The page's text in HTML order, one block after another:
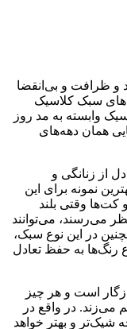
و ظرافت و بی‌انقضا
سبک کلاسیک
وابسته به مد روز
همان دهه‌های
از زنانگی و
نمونه‌ برای این
کت‌ها وقتی بلند
می‌رسند، می‌توانند
در این نوع سبک،
رنگ‌ها به حفظ تعادل
است و هر چیز
می‌زند. در واقع در
شیک‌تر و بهتر خواهد